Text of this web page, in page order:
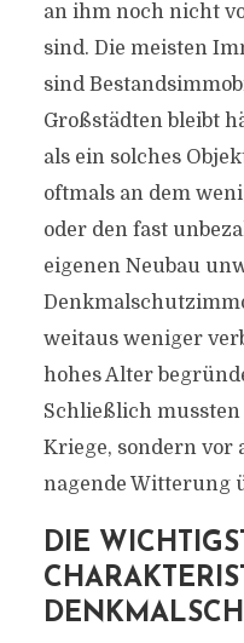
an ihm noch nicht
sind. Die meisten
sind
Großstädten bleibt
als ein solches
oftmals an dem
oder den fast
eigenen Neubau
weitaus weniger
hohes Alter
Schließlich
Kriege, sondern
nagende Witterung
DIE